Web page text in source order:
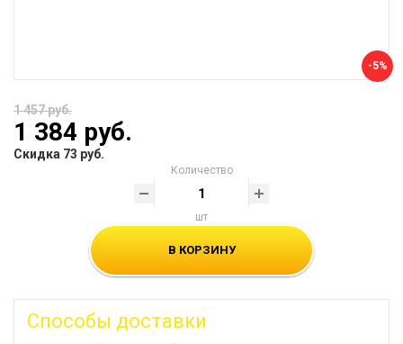
-5%
1 457 руб.
1 384 руб.
Скидка 73 руб.
Количество
шт
В КОРЗИНУ
Способы доставки